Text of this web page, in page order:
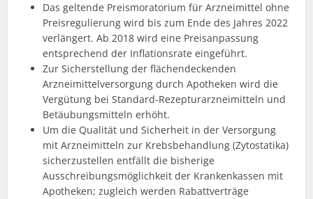
Das geltende Preismoratorium für Arzneimittel ohne
Preisregulierung wird bis zum Ende des Jahres 2022
verlängert. Ab 2018 wird eine Preisanpassung
entsprechend der Inflationsrate eingeführt.
Zur Sicherstellung der flächendeckenden
Arzneimittelversorgung durch Apotheken wird die
Vergütung bei Standard-Rezepturarzneimitteln und
Betäubungsmitteln erhöht.
Um die Qualität und Sicherheit in der Versorgung
mit Arzneimitteln zur Krebsbehandlung (Zytostatika)
sicherzustellen entfällt die bisherige
Ausschreibungsmöglichkeit der Krankenkassen mit
Apotheken; zugleich werden Rabattverträge